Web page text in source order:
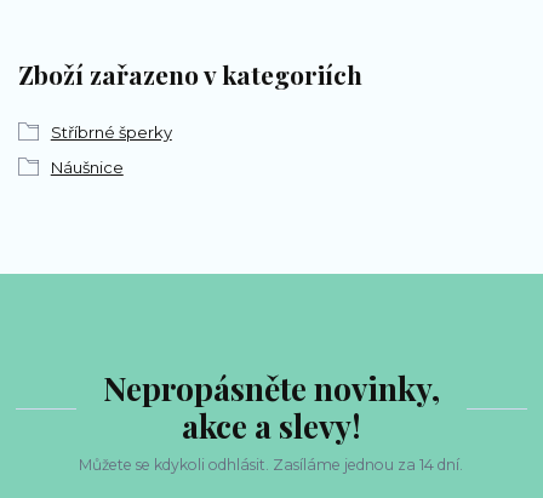
Zboží zařazeno v kategoriích
Stříbrné šperky
Náušnice
Nepropásněte novinky,
akce a slevy!
Můžete se kdykoli odhlásit. Zasíláme jednou za 14 dní.